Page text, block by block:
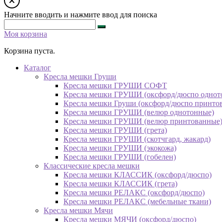
Начните вводить и нажмите ввод для поиска
Моя корзина
Корзина пуста.
Каталог
Кресла мешки Груши
Кресла мешки ГРУШИ СОФТ
Кресла мешки ГРУШИ (оксфорд/дюспо
Кресла мешки Груши (оксфорд/дюспо
Кресла мешки ГРУШИ (велюр однотонные)
Кресла мешки ГРУШИ (велюр принтованные)
Кресла мешки ГРУШИ (грета)
Кресла мешки ГРУШИ (скотчгард, жакард)
Кресла мешки ГРУШИ (экокожа)
Кресла мешки ГРУШИ (гобелен)
Классические кресла мешки
Кресла мешки КЛАССИК (оксфорд/дюспо)
Кресла мешки КЛАССИК (грета)
Креслa мешки РЕЛАКС (оксфорд/дюспо)
Креслa мешки РЕЛАКС (мебельные ткани)
Кресла мешки Мячи
Кресла мешки МЯЧИ (оксфорд/дюспо)